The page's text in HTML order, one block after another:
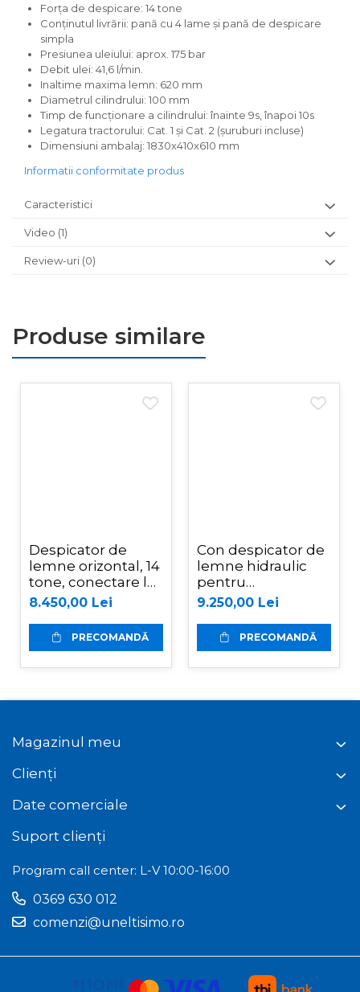
Forța de despicare: 14 tone
Conținutul livrării: pană cu 4 lame și pană de despicare
simpla
Presiunea uleiului: aprox. 175 bar
Debit ulei: 41,6 l/min.
Inaltime maxima lemn: 620 mm
Diametrul cilindrului: 100 mm
Timp de funcționare a cilindrului: înainte 9s, înapoi 10s
Legatura tractorului: Cat. 1 și Cat. 2 (șuruburi incluse)
Dimensiuni ambalaj: 1830x410x610 mm
Informatii conformitate produs
Caracteristici
Video (1)
Review-uri (0)
Produse similare
Despicator de
lemne orizontal, 14
tone, conectare la
sistem hidraulic
tractor, Jansen TS-
14L105
8.450,00 Lei
PRECOMANDĂ
Con despicator de
lemne hidraulic
pentru
miniexcavator,
Jansen JSK-350-
MS01
9.250,00 Lei
PRECOMANDĂ
Magazinul meu
Clienți
Date comerciale
Suport clienți
Program call center: L-V 10:00-16:00
0369 630 012
comenzi@uneltisimo.ro